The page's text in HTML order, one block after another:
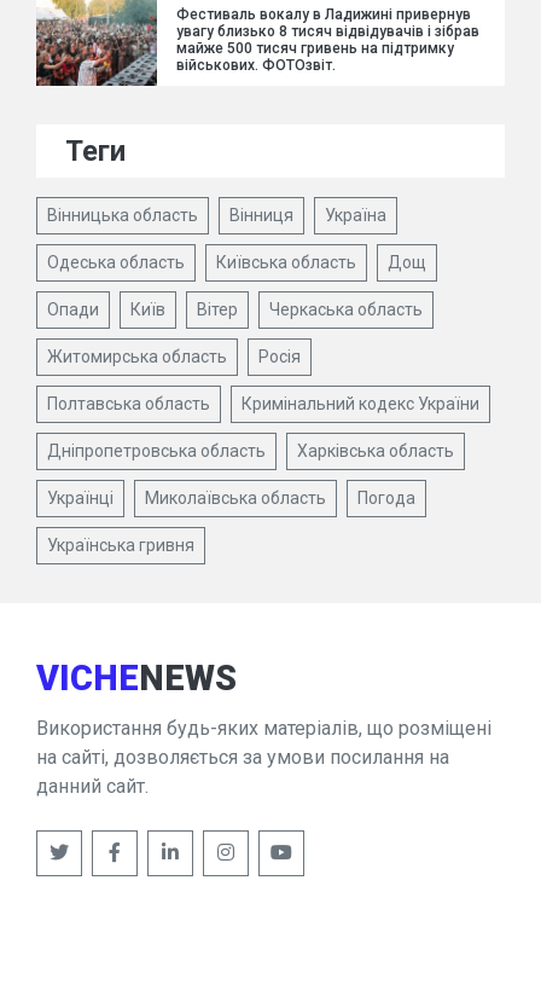
Фестиваль вокалу в Ладижині привернув
увагу близько 8 тисяч відвідувачів і зібрав
майже 500 тисяч гривень на підтримку
військових. ФОТОзвіт.
Теги
Вінницька область Вінниця Україна
Одеська область Київська область Дощ
Опади Київ Вітер Черкаська область
Житомирська область Росія
Полтавська область Кримінальний кодекс України
Дніпропетровська область Харківська область
Українці Миколаївська область Погода
Українська гривня
VICHENEWS
Використання будь-яких матеріалів, що розміщені
на сайті, дозволяється за умови посилання на
данний сайт.